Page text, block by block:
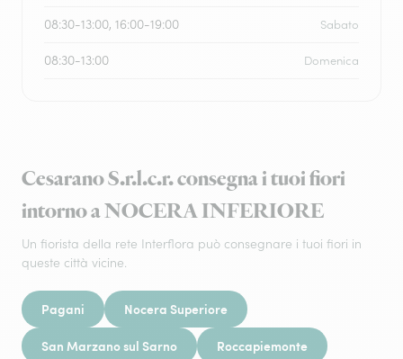
08:30-13:00, 16:00-19:00 Sabato
08:30-13:00 Domenica
Cesarano S.r.l.c.r. consegna i tuoi fiori
intorno a NOCERA INFERIORE
Un fiorista della rete Interflora può consegnare i tuoi fiori in
queste città vicine.
Pagani Nocera Superiore
San Marzano sul Sarno Roccapiemonte